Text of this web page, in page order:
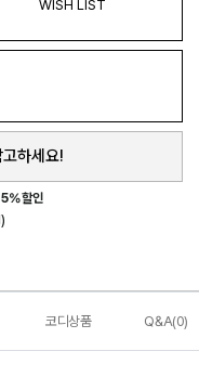
WISH LIST
하세요!
5%할인
코디상품 Q&A(0)